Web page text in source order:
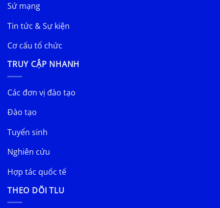
Sứ mạng
Tin tức & Sự kiện
Cơ cấu tổ chức
TRUY CẬP NHANH
Các đơn vị đào tạo
Đào tạo
Tuyển sinh
Nghiên cứu
Hợp tác quốc tế
THEO DÕI TLU